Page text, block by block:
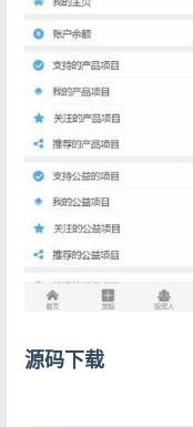
源码下载
登录
没有账号？立即注册
记住登录